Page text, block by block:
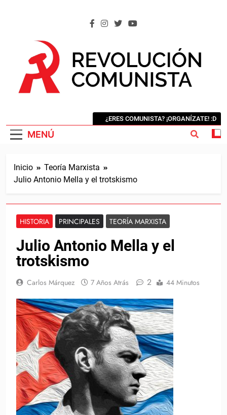
MENÚ
¿ERES COMUNISTA? ¡ORGANÍZATE! :D
Inicio
Teoría Marxista
Julio Antonio Mella y el trotskismo
HISTORIA PRINCIPALES TEORÍA MARXISTA
Julio Antonio Mella y el
trotskismo
Carlos Márquez 7 Años Atrás 2 44 Minutos